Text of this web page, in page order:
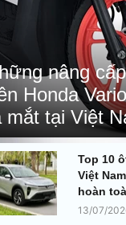
nâng
Honda
mắt tại Việt
Top 10
Việt
hoàn
13/07/